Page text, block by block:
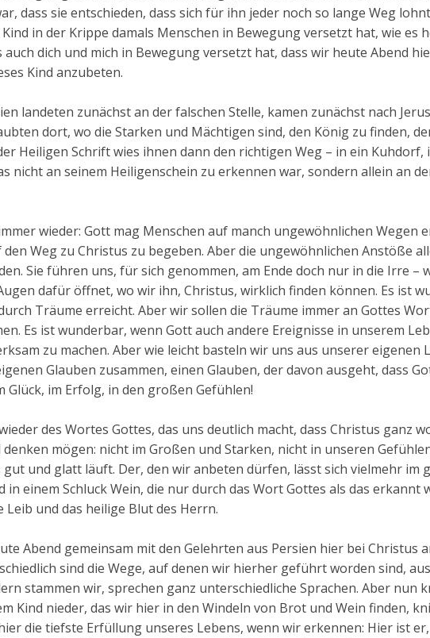
dass sie entschieden, dass sich für ihn jeder noch so lange Weg
in der Krippe damals Menschen in Bewegung versetzt hat, wie es
auch dich und mich in Bewegung versetzt hat, dass wir heute Abend
Kind anzubeten.
landeten zunächst an der falschen Stelle, kamen zunächst nach
dort, wo die Starken und Mächtigen sind, den König zu finden,
Heiligen Schrift wies ihnen dann den richtigen Weg – in ein Kuhdorf,
nicht an seinem Heiligenschein zu erkennen war, sondern allein an
wieder: Gott mag Menschen auf manch ungewöhnlichen Wegen
den Weg zu Christus zu begeben. Aber die ungewöhnlichen Anstöße
Sie führen uns, für sich genommen, am Ende doch nur in die Irre –
dafür öffnet, wo wir ihn, Christus, wirklich finden können. Es ist
Träume erreicht. Aber wir sollen die Träume immer an Gottes
Es ist wunderbar, wenn Gott auch andere Ereignisse in unserem
zu machen. Aber wie leicht basteln wir uns aus unserer eigenen
Glauben zusammen, einen Glauben, der davon ausgeht, dass
Glück, im Erfolg, in den großen Gefühlen!
des Wortes Gottes, das uns deutlich macht, dass Christus ganz
mögen: nicht im Großen und Starken, nicht in unseren
und glatt läuft. Der, den wir anbeten dürfen, lässt sich vielmehr im
in einem Schluck Wein, die nur durch das Wort Gottes als das erkannt
Leib und das heilige Blut des Herrn.
Abend gemeinsam mit den Gelehrten aus Persien hier bei Christus
sind die Wege, auf denen wir hierher geführt worden sind,
stammen wir, sprechen ganz unterschiedliche Sprachen. Aber nun
Kind nieder, das wir hier in den Windeln von Brot und Wein finden,
die tiefste Erfüllung unseres Lebens, wenn wir erkennen: Hier ist